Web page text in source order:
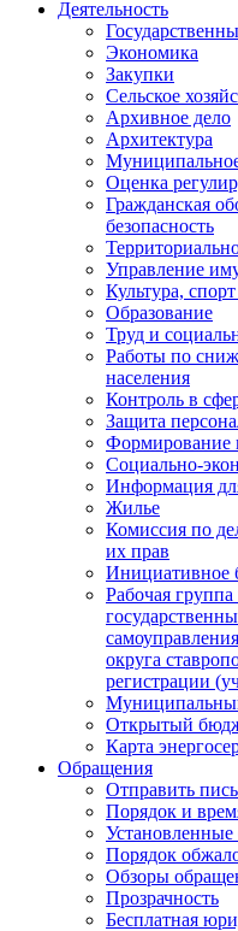
Деятельность
Экономика
Закупки
Сельское
Архивное дело
Архитектура
Оценка
Гражданская
безопасность
Управление
Культура,
Образование
Труд и
Работы по
населения
Контроль в
Защита
Формирование
Социально-
Информация
Жилье
Комиссия по
их прав
Инициативное
Рабочая
округа
регистрации
Открытый
Карта
Обращения
Отправить
Порядок и
Порядок
Обзоры
Прозрачность
Бесплатная